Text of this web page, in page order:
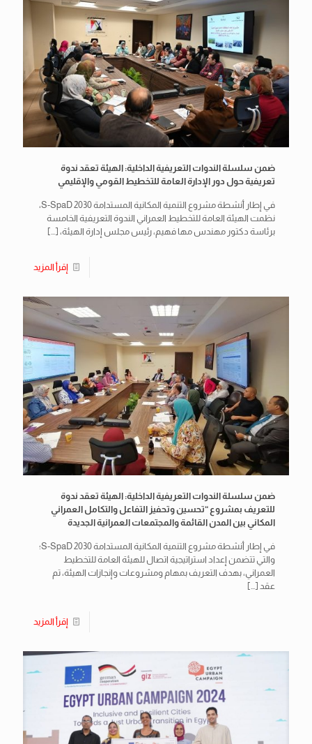
ضمن سلسلة الندوات التعريفية الداخلية: الهيئة تعقد ندوة
تعريفية حول دور الإدارة العامة للتخطيط القومي والإقليمي
في إطار أنشطة مشروع التنمية المكانية المستدامة S-SpaD 2030،
نظمت الهيئة العامة للتخطيط العمراني الندوة التعريفية الخامسة
برئاسة دكتور مهندس مها فهيم، رئيس مجلس إدارة الهيئة، […]
إقرأ المزيد
ضمن سلسلة الندوات التعريفية الداخلية: الهيئة تعقد ندوة
للتعريف بمشروع “تحسين وتحفيز التفاعل والتكامل العمراني
المكاني بين المدن القائمة والمجتمعات العمرانية الجديدة
في إطار أنشطة مشروع التنمية المكانية المستدامة S-SpaD 2030؛
والتي تتضمن إعداد استراتيجية اتصال للهيئة العامة للتخطيط
العمراني، بهدف التعريف بمهام ومشروعات وإنجازات الهيئة، تم
عقد […]
إقرأ المزيد